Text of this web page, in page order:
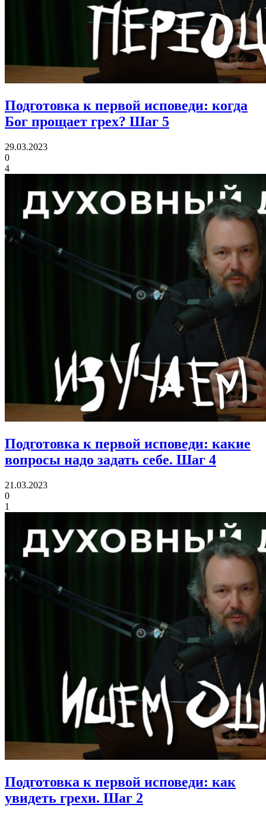
Подготовка к первой исповеди: когда
Бог прощает грех? Шаг 5
29.03.2023
0
4
Подготовка к первой исповеди: какие
вопросы надо задать себе. Шаг 4
21.03.2023
0
1
Подготовка к первой исповеди: как
увидеть грехи. Шаг 2